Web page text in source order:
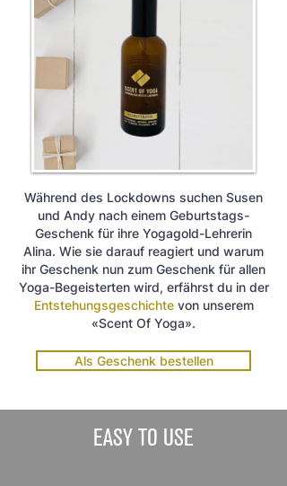
Während des Lockdowns suchen Susen
und Andy nach einem Geburtstags-
Geschenk für ihre Yogagold-Lehrerin
Alina. Wie sie darauf reagiert und warum
ihr Geschenk nun zum Geschenk für allen
Yoga-Begeisterten wird, erfährst du in der
Entstehungsgeschichtevon unserem
«Scent Of Yoga».
Als Geschenk bestellen
EASY TO USE